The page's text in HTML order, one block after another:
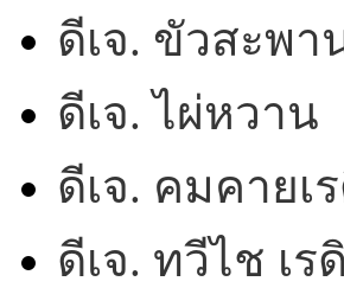
ดีเจ. ขัวสะพา
ดีเจ. ไผ่หวาน
ดีเจ. คมคายเ
ดีเจ. ทวีไช เร